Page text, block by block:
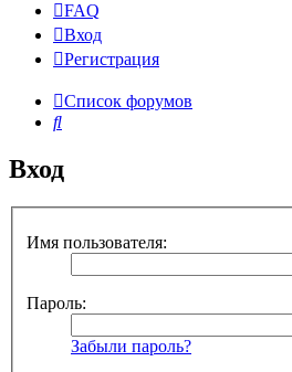
FAQ
Вход
Регистрация
Список форумов
Поиск
Вход
Имя пользователя:
Пароль:
Забыли пароль?